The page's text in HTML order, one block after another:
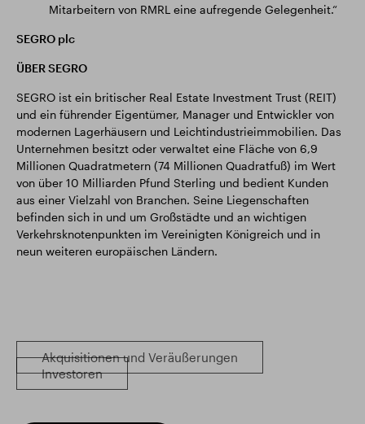
Mitarbeitern von RMRL eine aufregende Gelegenheit.“
SEGRO plc
ÜBER SEGRO
SEGRO ist ein britischer Real Estate Investment Trust (REIT)
und ein führender Eigentümer, Manager und Entwickler von
modernen Lagerhäusern und Leichtindustrieimmobilien. Das
Unternehmen besitzt oder verwaltet eine Fläche von 6,9
Millionen Quadratmetern (74 Millionen Quadratfuß) im Wert
von über 10 Milliarden Pfund Sterling und bedient Kunden
aus einer Vielzahl von Branchen. Seine Liegenschaften
befinden sich in und um Großstädte und an wichtigen
Verkehrsknotenpunkten im Vereinigten Königreich und in
neun weiteren europäischen Ländern.
Akquisitionen und Veräußerungen
Investoren